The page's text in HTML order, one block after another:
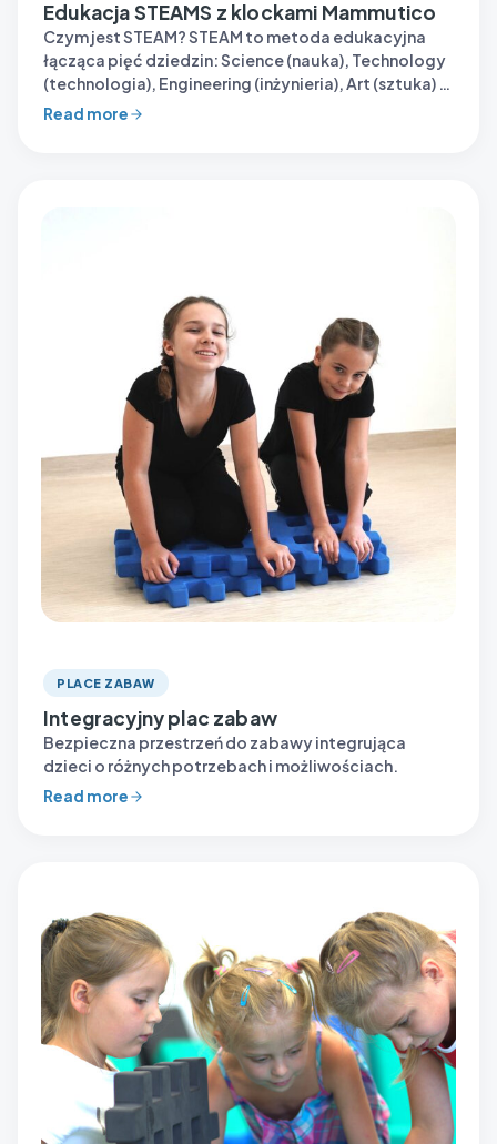
Edukacja STEAMS z klockami Mammutico
Czym jest STEAM? STEAM to metoda edukacyjna
łącząca pięć dziedzin: Science (nauka), Technology
(technologia), Engineering (inżynieria), Art (sztuka) i
Mathematics (matematyka). Klocki…
Read more
PLACE ZABAW
Integracyjny plac zabaw
Bezpieczna przestrzeń do zabawy integrująca
dzieci o różnych potrzebach i możliwościach.
Read more